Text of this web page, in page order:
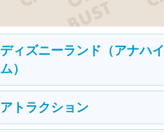
ディズニーランド（アナハイ
ム）
アトラクション